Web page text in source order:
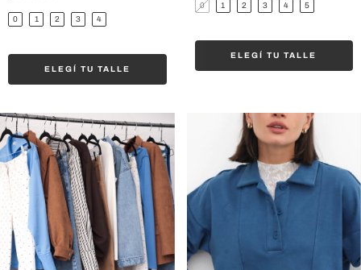
0 1 2 3 4
ELEGÍ TU TALLE
0 1 2 3 4 5
ELEGÍ TU TALLE